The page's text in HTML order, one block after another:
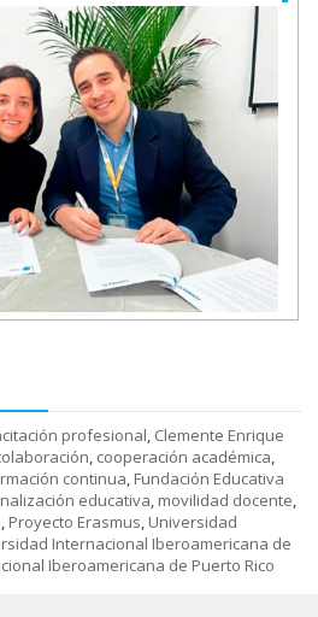
profesional, Clemente Enrique
, cooperación académica,
continua, Fundación Educativa
educativa, movilidad docente,
, Proyecto Erasmus, Universidad
Internacional Iberoamericana de
Iberoamericana de Puerto Rico